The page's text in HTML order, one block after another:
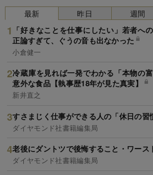
最新
「好きなことを仕事にしたい」若者へ
正論すぎて、ぐうの音も出なかった
小倉健一
冷蔵庫を見れば一発でわかる「本物の
意外な食品【執事歴18年が見た真実】
新井直之
すさまじく仕事ができる人の「休日の習
ダイヤモンド社書籍編集局
老後にダントツで後悔すること・ワース
ダイヤモンド社書籍編集局
昨日 週間